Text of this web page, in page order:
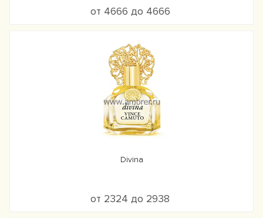
от 4666 до 4666
Divina
от 2324 до 2938